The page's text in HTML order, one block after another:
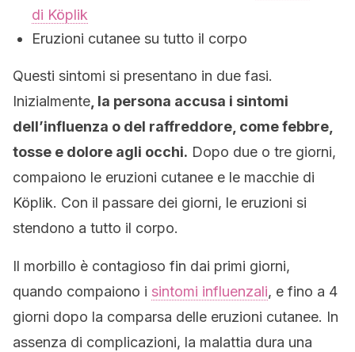
di Köplik
Eruzioni cutanee su tutto il corpo
Questi sintomi si presentano in due fasi.
Inizialmente , la persona accusa i sintomi
dell’influenza o del raffreddore, come febbre,
tosse e dolore agli occhi. Dopo due o tre giorni,
compaiono le eruzioni cutanee e le macchie di
Köplik. Con il passare dei giorni, le eruzioni si
stendono a tutto il corpo.
Il morbillo è contagioso fin dai primi giorni,
quando compaiono i sintomi influenzali, e fino a 4
giorni dopo la comparsa delle eruzioni cutanee. In
assenza di complicazioni, la malattia dura una